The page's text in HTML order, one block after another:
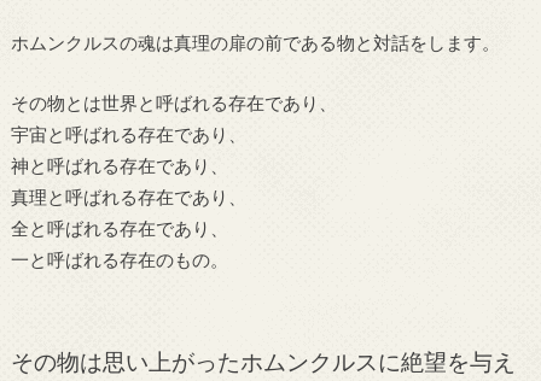
ホムンクルスの魂は真理の扉の前である物と対話をします。
その物とは世界と呼ばれる存在であり、
宇宙と呼ばれる存在であり、
神と呼ばれる存在であり、
真理と呼ばれる存在であり、
全と呼ばれる存在であり、
一と呼ばれる存在のもの。
その物は思い上がったホムンクルスに絶望を与え